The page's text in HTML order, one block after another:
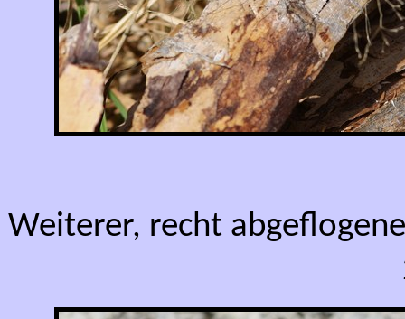
Weiterer, recht